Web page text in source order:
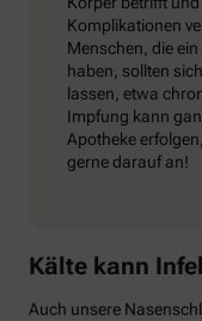
Komplikationen
Menschen, die
haben, sollten
lassen, etwa
Impfung kann
Apotheke
gerne darauf an!
Kälte kann
Auch unsere